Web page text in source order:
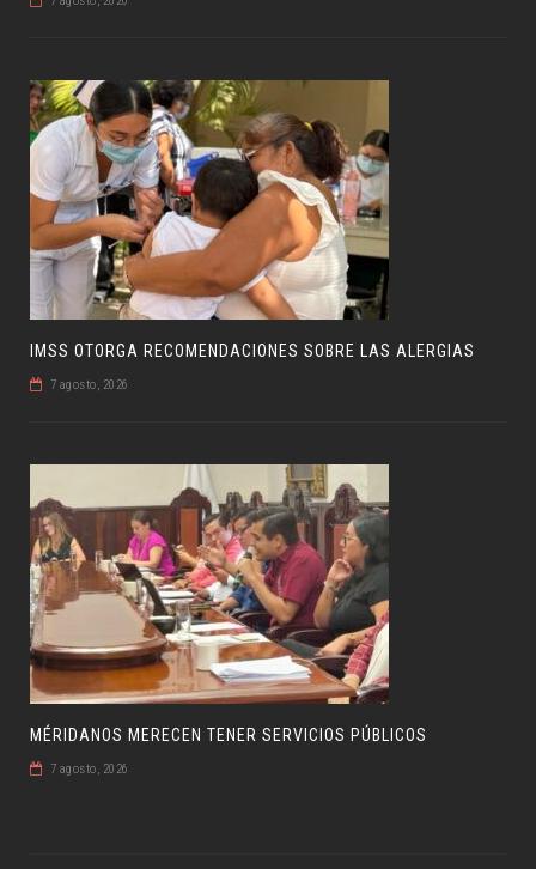
IMSS OTORGA RECOMENDACIONES SOBRE LAS ALERGIAS
7 agosto, 2026
MÉRIDANOS MERECEN TENER SERVICIOS PÚBLICOS
7 agosto, 2026